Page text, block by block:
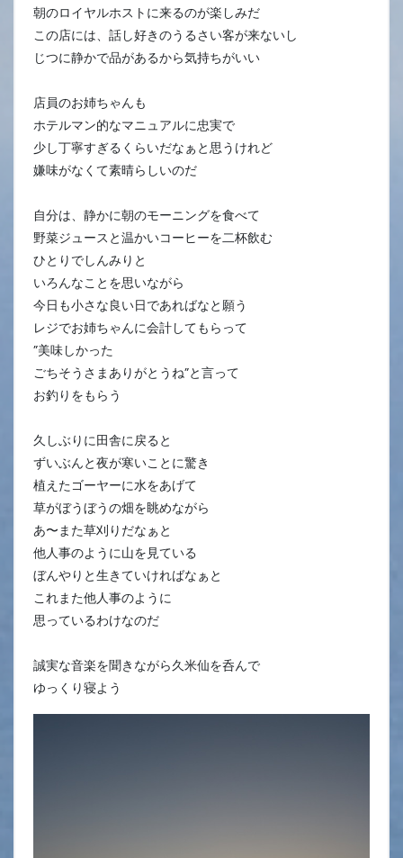
朝のロイヤルホストに来るのが楽しみだ
この店には、話し好きのうるさい客が来ないし
じつに静かで品があるから気持ちがいい
店員のお姉ちゃんも
ホテルマン的なマニュアルに忠実で
少し丁寧すぎるくらいだなぁと思うけれど
嫌味がなくて素晴らしいのだ
自分は、静かに朝のモーニングを食べて
野菜ジュースと温かいコーヒーを二杯飲む
ひとりでしんみりと
いろんなことを思いながら
今日も小さな良い日であればなと願う
レジでお姉ちゃんに会計してもらって
”美味しかった
ごちそうさまありがとうね”と言って
お釣りをもらう
久しぶりに田舎に戻ると
ずいぶんと夜が寒いことに驚き
植えたゴーヤーに水をあげて
草がぼうぼうの畑を眺めながら
あ〜また草刈りだなぁと
他人事のように山を見ている
ぼんやりと生きていければなぁと
これまた他人事のように
思っているわけなのだ
誠実な音楽を聞きながら久米仙を呑んで
ゆっくり寝よう